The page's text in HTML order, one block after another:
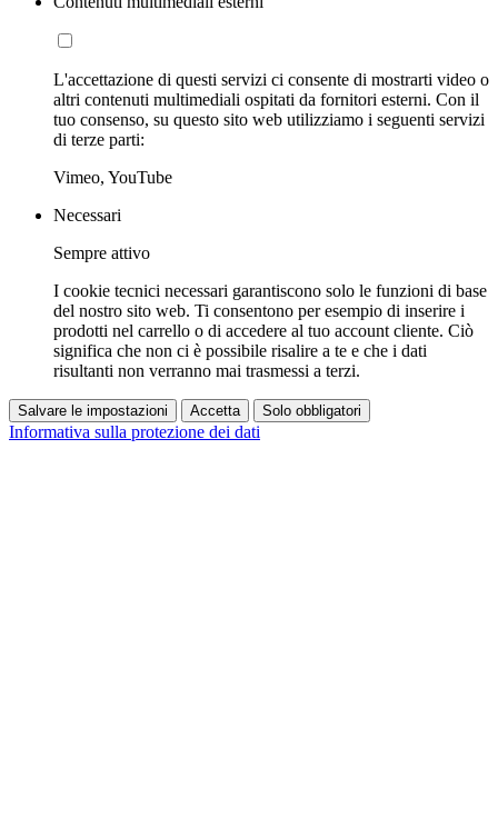
L'accettazione di questi servizi ci consente di mostrarti video o
altri contenuti multimediali ospitati da fornitori esterni. Con il
tuo consenso, su questo sito web utilizziamo i seguenti servizi
di terze parti:
Vimeo, YouTube
Necessari
Sempre attivo
I cookie tecnici necessari garantiscono solo le funzioni di base
del nostro sito web. Ti consentono per esempio di inserire i
prodotti nel carrello o di accedere al tuo account cliente. Ciò
significa che non ci è possibile risalire a te e che i dati
risultanti non verranno mai trasmessi a terzi.
Salvare le impostazioni Accetta Solo obbligatori
Informativa sulla protezione dei dati